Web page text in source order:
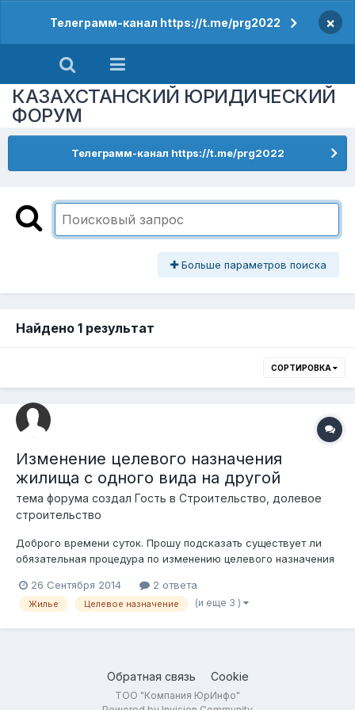
Телеграмм-канал https://t.me/prg2022 ×
КАЗАХСТАНСКИЙ ЮРИДИЧЕСКИЙ
ФОРУМ
Телеграмм-канал https://t.me/prg2022
Больше параметров поиска
Найдено 1 результат
СОРТИРОВКА
Изменение целевого назначения
жилища с одного вида на другой
тема форума создал Гость в Строительство, долевое
строительство
Доброго времени суток. Прошу подсказать существует ли
обязательная процедура по изменению целевого назначения
квартиру? Если да, то какими НПА регулируется данный
процесс, а также куда можно обратится за подробной
26 Сентября 2014 2 ответа
Жилье Целевое назначение (и еще 3 )
Обратная связь Cookie
ТОО "Компания ЮрИнфо"